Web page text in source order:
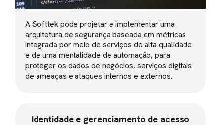
A Softtek pode projetar e implementar uma
arquitetura de segurança baseada em métricas
integrada por meio de serviços de alta qualidade
e de uma mentalidade de automação, para
proteger os dados de negócios, serviços digitais
de ameaças e ataques internos e externos.
Identidade e gerenciamento de acesso